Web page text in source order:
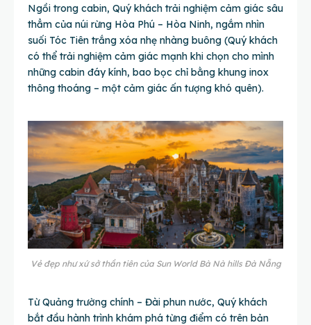
Ngồi trong cabin, Quý khách trải nghiệm cảm giác sâu
thẳm của núi rừng Hòa Phú – Hòa Ninh, ngắm nhìn
suối Tóc Tiên trắng xóa nhẹ nhàng buông (Quý khách
có thể trải nghiệm cảm giác mạnh khi chọn cho mình
những cabin đáy kính, bao bọc chỉ bằng khung inox
thông thoáng – một cảm giác ấn tượng khó quên).
Vẻ đẹp như xứ sở thần tiên của Sun World Bà Nà hills Đà Nẵng
Từ Quảng trường chính – Đài phun nước, Quý khách
bắt đầu hành trình khám phá từng điểm có trên bản